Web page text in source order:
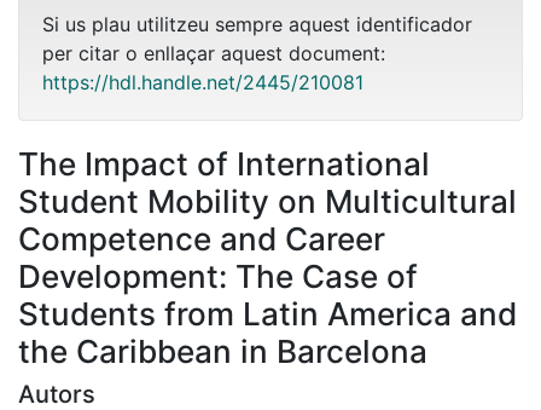
Si us plau utilitzeu sempre aquest identificador
per citar o enllaçar aquest document:
https://hdl.handle.net/2445/210081
The Impact of International
Student Mobility on Multicultural
Competence and Career
Development: The Case of
Students from Latin America and
the Caribbean in Barcelona
Autors